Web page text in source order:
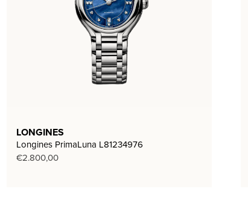
LONGINES
Longines PrimaLuna L81234976
€2.800,00